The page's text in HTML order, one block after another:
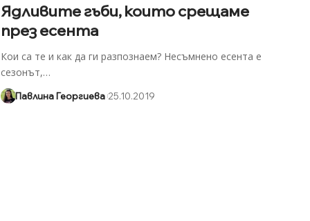
Ядливите гъби, които срещаме
през есента
Кои са те и как да ги разпознаем? Несъмнено есента е
сезонът,…
Павлина Георгиева 25.10.2019